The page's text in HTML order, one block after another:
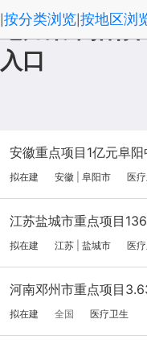
电力集采招标
入口
按分类浏览 按地区浏
皇宫官网入口官网入口
安徽重点项目1亿元阜
（勘察设计）
拟在建 安徽 阜阳市 医
江苏盐城市重点项目
再建病房楼工程
拟在建 江苏 盐城市 医
河南邓州市重点项目
（工程筹备）
拟在建 全国 医疗卫生